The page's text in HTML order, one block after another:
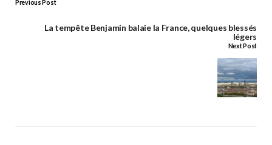
Previous Post
La tempête Benjamin balaie la France, quelques blessés
légers
Next Post